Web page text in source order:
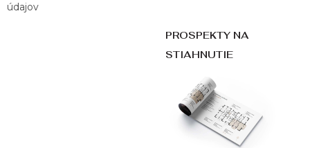
údajov
PROSPEKTY NA
STIAHNUTIE